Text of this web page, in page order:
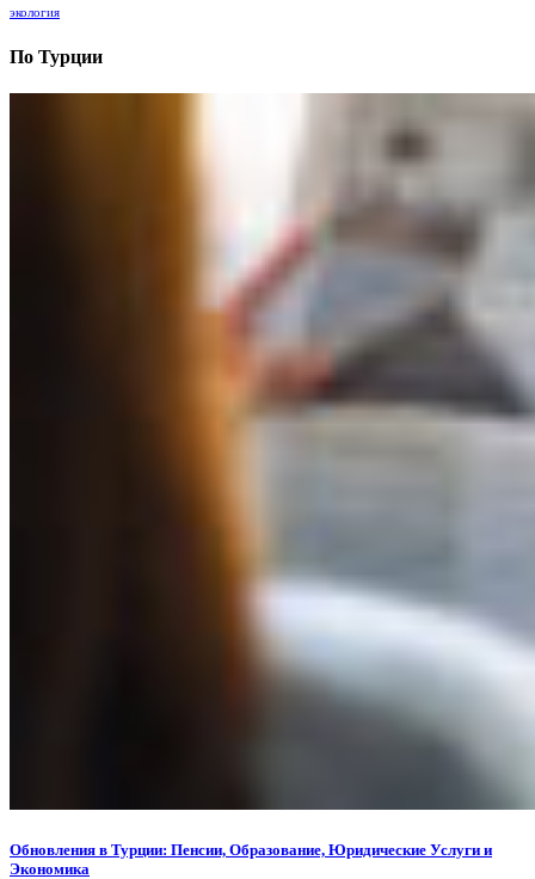
экология
По Турции
Обновления в Турции: Пенсии, Образование, Юридические Услуги и
Экономика